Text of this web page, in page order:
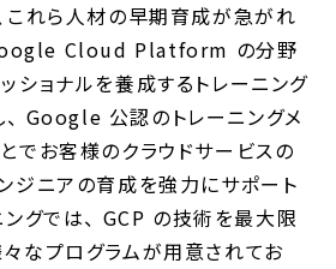
これら人材の早期育成が急がれ
Cloud Platform の分野
ショナルを養成するトレーニング
Google 公認のトレーニングメ
でお客様のクラウドサービスの
ジニアの育成を強力にサポート
ングでは、 GCP の技術を最大限
なプログラムが用意されてお